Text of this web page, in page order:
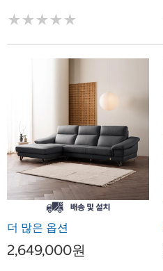
★★★★★
★★★★★
더 많은 옵션
2,649,000원